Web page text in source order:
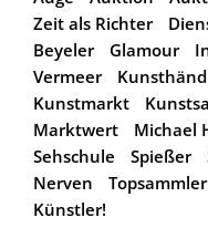
Zeit als Richter
Beyeler
Glamour
Vermeer
Kunstmarkt
Marktwert
Michael
Sehschule
Spießer
Nerven
Topsammler
Künstler!